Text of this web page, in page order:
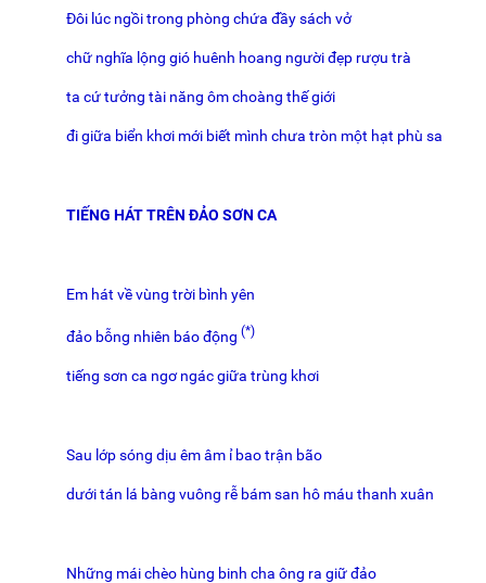
Đôi lúc ngồi trong phòng chứa đầy sách vở
chữ nghĩa lộng gió huênh hoang người đẹp rượu trà
ta cứ tưởng tài năng ôm choàng thế giới
đi giữa biển khơi mới biết mình chưa tròn một hạt phù sa
TIẾNG HÁT TRÊN ĐẢO SƠN CA
Em hát về vùng trời bình yên
đảo bỗng nhiên báo động(*)
tiếng sơn ca ngơ ngác giữa trùng khơi
Sau lớp sóng dịu êm âm ỉ bao trận bão
dưới tán lá bàng vuông rễ bám san hô máu thanh xuân
Những mái chèo hùng binh cha ông ra giữ đảo